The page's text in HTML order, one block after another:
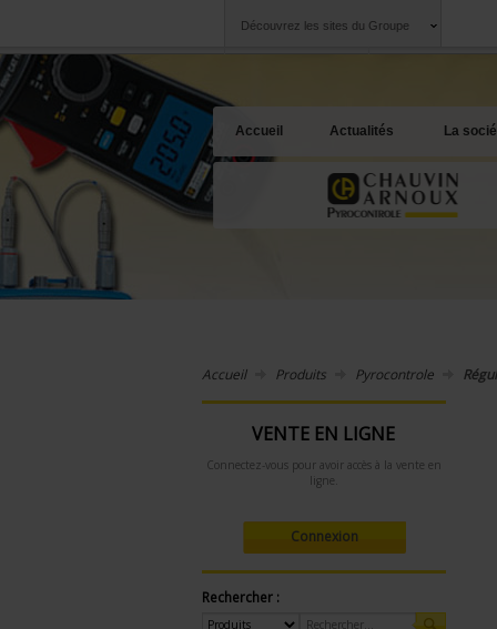
Découvrez les sites du Groupe
Accueil Actualités La
Accueil Produits Pyrocontrole
VENTE EN LIGNE
Connectez-vous pour avoir accès à la vente en
ligne.
Connexion
Rechercher :